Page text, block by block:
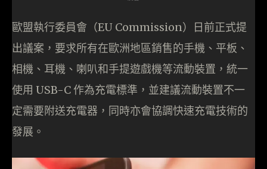
歐盟執行委員會（EU Commission）日前正式提
出議案，要求所有在歐洲地區銷售的手機、平板、
相機、耳機、喇叭和手提遊戲機等流動裝置，統一
使用 USB-C 作為充電標準，並建議流動裝置不一
定需要附送充電器，同時亦會協調快速充電技術的
發展。